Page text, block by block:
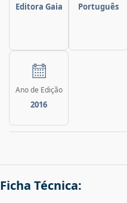
Editora Gaia Português
Ano de Edição
2016
Ficha Técnica: